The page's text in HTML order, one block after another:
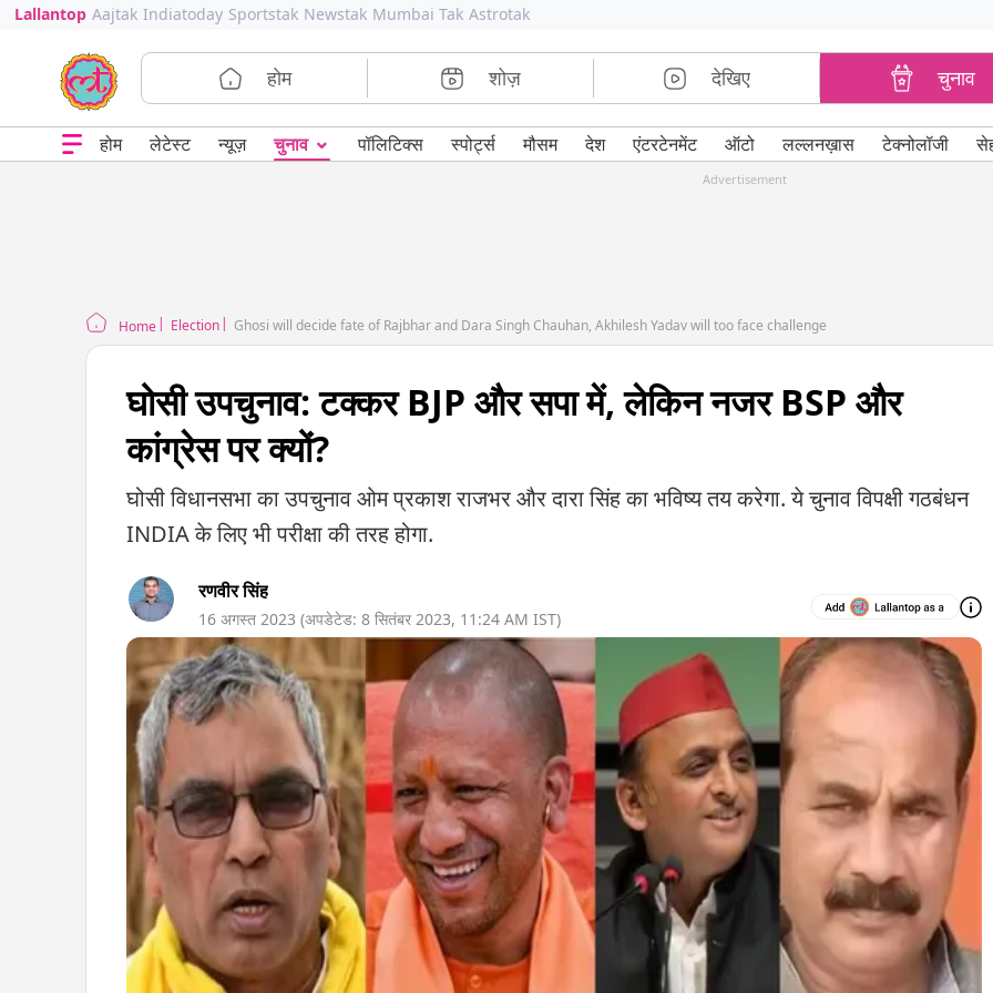
Lallantop Aajtak Indiatoday Sportstak Newstak Mumbai Tak Astrotak
होम शोज़ देखिए चुनाव
होम लेटेस्ट न्यूज़ चुनाव ⌄ पॉलिटिक्स स्पोर्ट्स मौसम देश एंटरटेनमेंट ऑटो लल्लनख़ास टेक्नोलॉजी
Advertisement
Home Election Ghosi will decide fate of Rajbhar and Dara Singh Chauhan, Akhilesh Yadav will too face challenge
घोसी उपचुनाव: टक्कर BJP और सपा में, लेकिन नजर BSP और
कांग्रेस पर क्यों?
घोसी विधानसभा का उपचुनाव ओम प्रकाश राजभर और दारा सिंह का भविष्य तय करेगा. ये चुनाव विपक्षी गठबंधन
INDIA के लिए भी परीक्षा की तरह होगा.
रणवीर सिंह
16 अगस्त 2023 (अपडेटेड: 8 सितंबर 2023, 11:24 AM IST)